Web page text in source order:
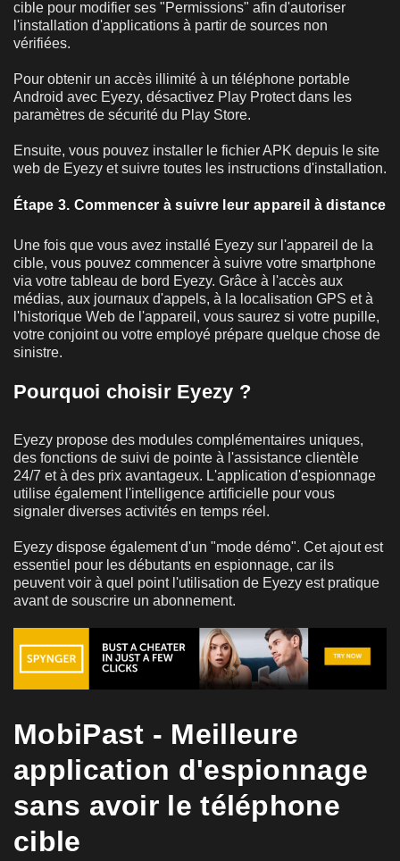
cible pour modifier ses "Permissions" afin d'autoriser
l'installation d'applications à partir de sources non
vérifiées.
Pour obtenir un accès illimité à un téléphone portable
Android avec Eyezy, désactivez Play Protect dans les
paramètres de sécurité du Play Store.
Ensuite, vous pouvez installer le fichier APK depuis le site
web de Eyezy et suivre toutes les instructions d'installation.
Étape 3. Commencer à suivre leur appareil à distance
Une fois que vous avez installé Eyezy sur l'appareil de la
cible, vous pouvez commencer à suivre votre smartphone
via votre tableau de bord Eyezy. Grâce à l'accès aux
médias, aux journaux d'appels, à la localisation GPS et à
l'historique Web de l'appareil, vous saurez si votre pupille,
votre conjoint ou votre employé prépare quelque chose de
sinistre.
Pourquoi choisir Eyezy ?
Eyezy propose des modules complémentaires uniques,
des fonctions de suivi de pointe à l'assistance clientèle
24/7 et à des prix avantageux. L'application d'espionnage
utilise également l'intelligence artificielle pour vous
signaler diverses activités en temps réel.
Eyezy dispose également d'un "mode démo". Cet ajout est
essentiel pour les débutants en espionnage, car ils
peuvent voir à quel point l'utilisation de Eyezy est pratique
avant de souscrire un abonnement.
MobiPast - Meilleure
application d'espionnage
sans avoir le téléphone
cible